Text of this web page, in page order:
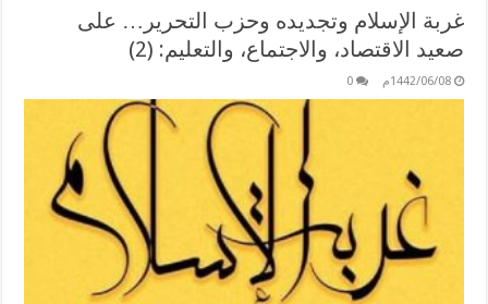
غربة الإسلام وتجديده وحزب التحرير… على
صعيد الاقتصاد، والاجتماع، والتعليم: (2)
1442/06/08م 0